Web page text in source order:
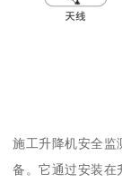
施工升降机安全监
备。它通过安装在